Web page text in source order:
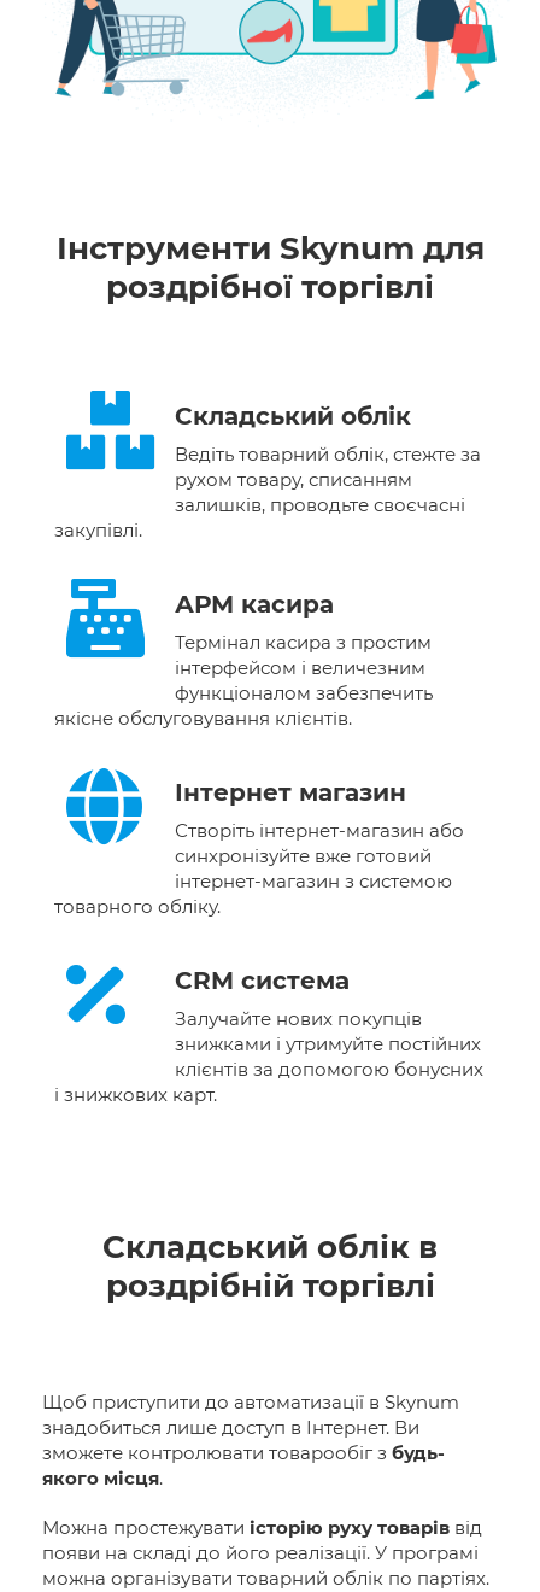
Інструменти Skynum для
роздрібної торгівлі
Складський облік
Ведіть товарний облік, стежте за
рухом товару, списанням
залишків, проводьте своєчасні
закупівлі.
АРМ касира
Термінал касира з простим
інтерфейсом і величезним
функціоналом забезпечить
якісне обслуговування клієнтів.
Інтернет магазин
Створіть інтернет-магазин або
синхронізуйте вже готовий
інтернет-магазин з системою
товарного обліку.
CRM система
Залучайте нових покупців
знижками і утримуйте постійних
клієнтів за допомогою бонусних
і знижкових карт.
Складський облік в
роздрібній торгівлі
Щоб приступити до автоматизації в Skynum
знадобиться лише доступ в Інтернет. Ви
зможете контролювати товарообіг з будь-
якого місця.
Можна простежувати історію руху товарів від
появи на складі до його реалізації. У програмі
можна організувати товарний облік по партіях.